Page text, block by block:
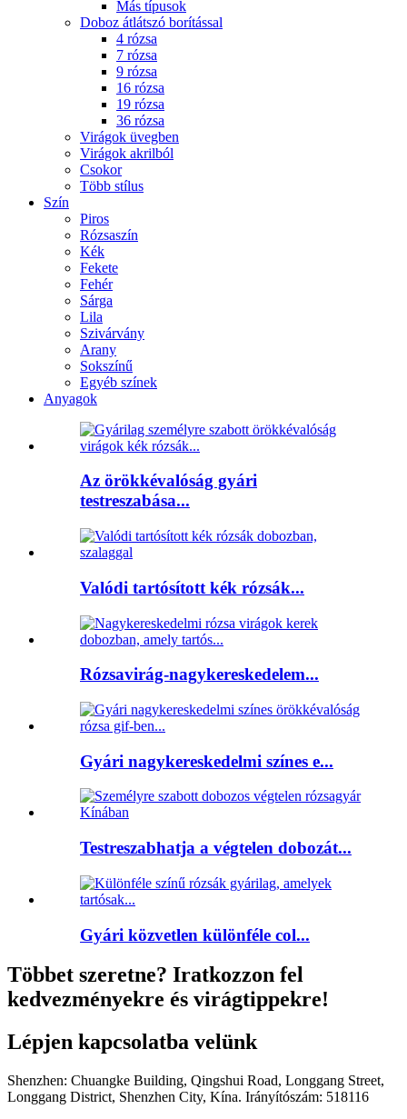
Más típusok
Doboz átlátszó borítással
4 rózsa
7 rózsa
9 rózsa
16 rózsa
19 rózsa
36 rózsa
Virágok üvegben
Virágok akrilból
Csokor
Több stílus
Szín
Piros
Rózsaszín
Kék
Fekete
Fehér
Sárga
Lila
Szivárvány
Arany
Sokszínű
Egyéb színek
Anyagok
Az örökkévalóság gyári
testreszabása...
Valódi tartósított kék rózsák...
Rózsavirág-nagykereskedelem...
Gyári nagykereskedelmi színes e...
Testreszabhatja a végtelen dobozát...
Gyári közvetlen különféle col...
Többet szeretne? Iratkozzon fel
kedvezményekre és virágtippekre!
Lépjen kapcsolatba velünk
Shenzhen: Chuangke Building, Qingshui Road, Longgang Street,
Longgang District, Shenzhen City, Kína. Irányítószám: 518116